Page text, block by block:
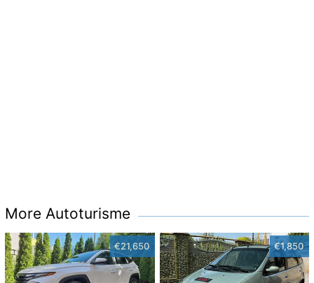
More Autoturisme
€21,650 €1,850